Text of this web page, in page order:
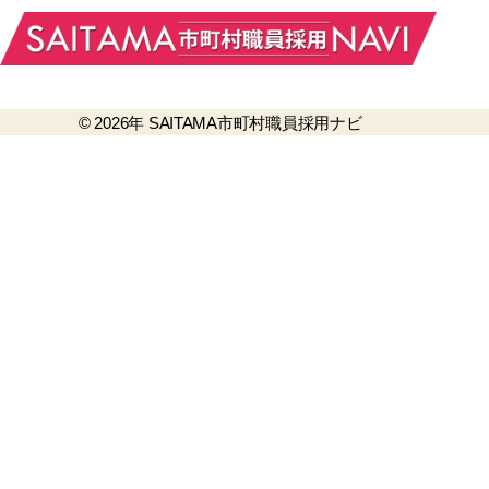
© 2026年 SAITAMA市町村職員採用ナビ